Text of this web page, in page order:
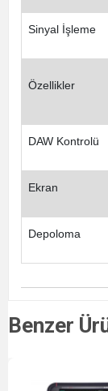
Sinyal İşleme
Özellikler
DAW Kontrolü
Ekran
Depoloma
Benzer